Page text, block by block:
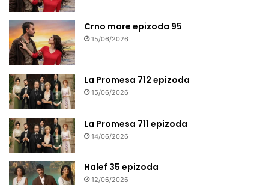
Crno more epizoda 95
15/06/2026
La Promesa 712 epizoda
15/06/2026
La Promesa 711 epizoda
14/06/2026
Halef 35 epizoda
12/06/2026